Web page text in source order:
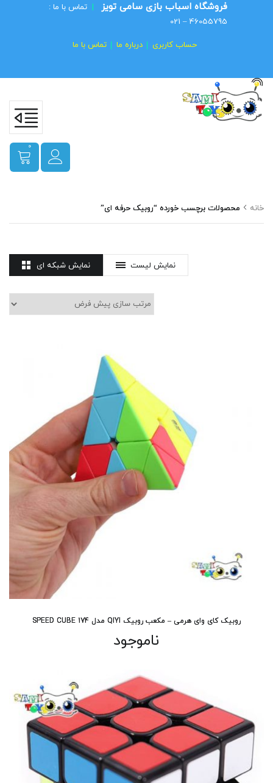
فروشگاه اسباب بازی سامی تویز | تماس با ما :
46055795 – 021
حساب کاربری درباره ما تماس با ما
0
خانه محصولات برچسب خورده “روبیک حرفه ای”
نمایش شبکه ای نمایش لیست
روبیک کای وای هرمی – مکعب روبیک QIYI مدل 174 SPEED CUBE
ناموجود